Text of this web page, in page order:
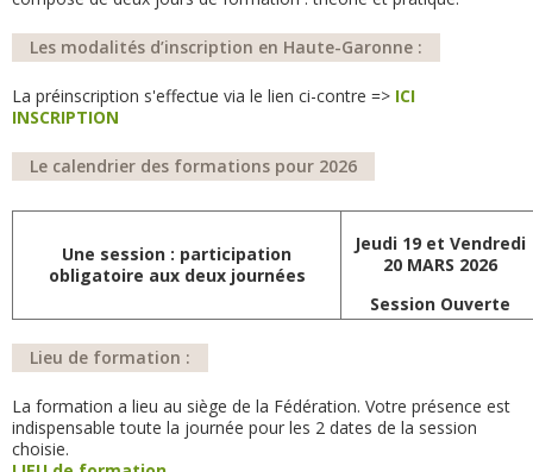
Les modalités d’inscription en Haute-Garonne :
La préinscription s'effectue via le lien ci-contre => ICI
INSCRIPTION
Le calendrier des formations pour 2026
Une session : participation
obligatoire aux deux journées
Jeudi 19 et Vendredi
20 MARS 2026
Session Ouverte
Lieu de formation :
La formation a lieu au siège de la Fédération. Votre présence est
indispensable toute la journée pour les 2 dates de la session
choisie.